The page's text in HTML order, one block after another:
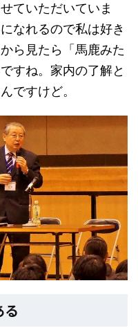
ていただいていま
なれるので私は好き
ら見たら「馬鹿みた
すね。家内の了解と
ですけど。